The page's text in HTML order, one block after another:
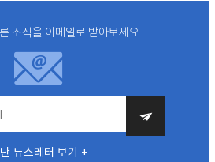
소식을 이메일로 받아보세요
뉴스레터 보기 +